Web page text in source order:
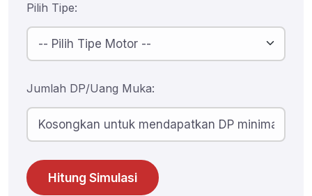
Pilih Tipe:
Jumlah DP/Uang Muka:
Hitung Simulasi